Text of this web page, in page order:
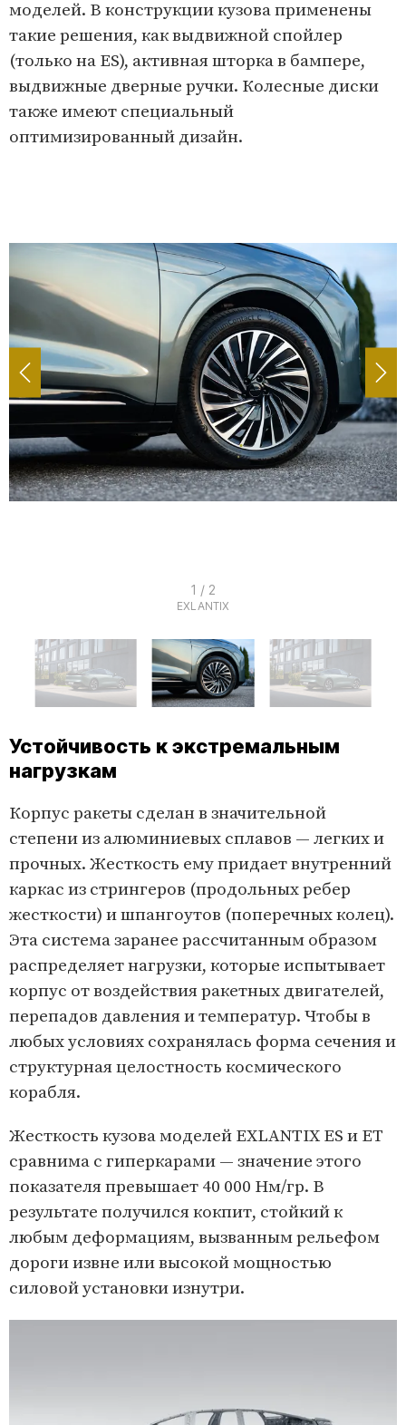
моделей. В конструкции кузова применены
такие решения, как выдвижной спойлер
(только на ES), активная шторка в бампере,
выдвижные дверные ручки. Колесные диски
также имеют специальный
оптимизированный дизайн.
f
2
1 / 2
EXLANTIX
t
e
1
o
f
2
Устойчивость к экстремальным
нагрузкам
Корпус ракеты сделан в значительной
степени из алюминиевых сплавов — легких и
прочных. Жесткость ему придает внутренний
каркас из стрингеров (продольных ребер
жесткости) и шпангоутов (поперечных колец).
Эта система заранее рассчитанным образом
распределяет нагрузки, которые испытывает
корпус от воздействия ракетных двигателей,
перепадов давления и температур. Чтобы в
любых условиях сохранялась форма сечения и
структурная целостность космического
корабля.
Жесткость кузова моделей EXLANTIX ES и ET
сравнима с гиперкарами — значение этого
показателя превышает 40 000 Нм/гр. В
результате получился кокпит, стойкий к
любым деформациям, вызванным рельефом
дороги извне или высокой мощностью
силовой установки изнутри.